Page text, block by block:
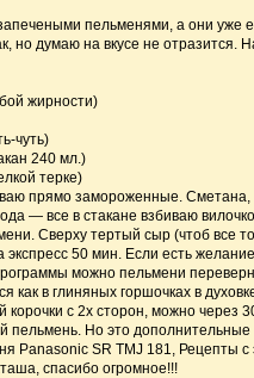
пельменями, а они уже
но думаю на вкусе не отразится.
жирности)
чуть)
240 мл.)
терке)
прямо замороженные. Сметана,
— все в стакане взбиваю
Сверху тертый сыр (чтоб все
50 мин. Если есть
можно пельмени
как в глиняных горшочках в
корочки с 2х сторон, можно через
пельмень. Но это дополнительные
Panasonic SR TMJ 181, Рецепты с
спасибо огромное!!!